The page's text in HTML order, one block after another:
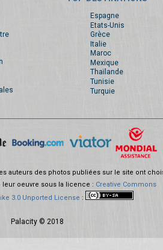
Espagne
Etats-Unis
Grèce
Italie
Maroc
Mexique
Thaïlande
Tunisie
Turquie
auteurs des photos publiées sur le site ont
oeuvre sous la licence : Creative Commons
3.0 Unported License :
Palacity © 2018